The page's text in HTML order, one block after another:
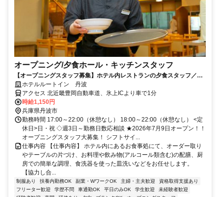
オープニング/夕食ホール・キッチンスタッフ
【オープニングスタッフ募集】ホテル内レストランの夕食スタッフ／飲
食未経験歓迎！学生・主婦活躍中
ホテルルートイン 丹波
アクセス 北近畿豊岡自動車道、氷上ICより車で1分
時給1,150円
兵庫県丹波市
勤務時間 17:00～22:00（休憩なし） 18:00～22:00（休憩なし） <定
休日>日・祝 ◇週3日～勤務日数応相談 ★2026年7月9日オープン！！
オープニングスタッフ大募集！ シフトサイ...
仕事内容 【仕事内容】 ホテル内にあるお食事処にて、オーダー取り
やテーブルの片づけ、お料理や飲み物(アルコール類含む)の配膳、厨
房での簡単な調理、食洗器を使った皿洗いなどをお任せします。
【協力し合...
制服あり 扶養内勤務OK 副業・WワークOK 主婦・主夫歓迎
資格取得支援あり
フリーター歓迎
学歴不問 車通勤OK 平日のみOK 学生歓迎
未経験者歓迎